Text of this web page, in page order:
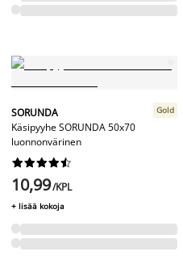
SORUNDA
Käsipyyhe SORUNDA 50x70
luonnonvärinen
Gold






10,99/KPL
+ lisää kokoja